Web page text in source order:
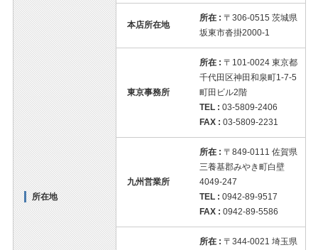
所在地
本店所在地
所在 : 〒306-0515 茨城県
坂東市沓掛2000-1
東京事務所
所在 : 〒101-0024 東京都
千代田区神田和泉町1-7-5
町田ビル2階
TEL : 03-5809-2406
FAX : 03-5809-2231
九州営業所
所在 : 〒849-0111 佐賀県
三養基郡みやき町白壁
4049-247
TEL : 0942-89-9517
FAX : 0942-89-5586
所在 : 〒344-0021 埼玉県